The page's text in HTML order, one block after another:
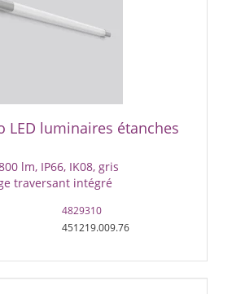
LED luminaires étanches
lm, IP66, IK08, gris
traversant intégré
4829310
451219.009.76